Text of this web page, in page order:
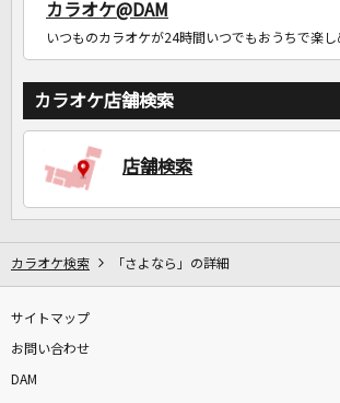
カラオケ@DAM
いつものカラオケが24時間いつでもおうちで楽し
カラオケ店舗検索
店舗検索
カラオケ検索 「さよなら」の詳細
サイトマップ
お問い合わせ
DAM